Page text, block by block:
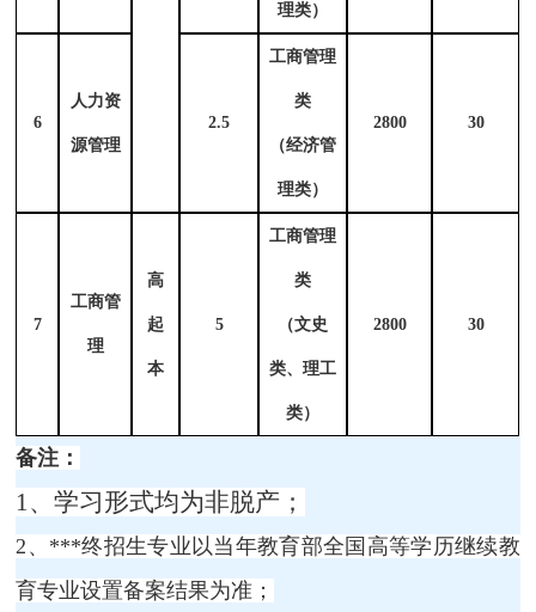
理类）
6
人力资
源管理
2.5
工商管理
类
（经济管
理类）
2800 30
7
工商管
理
高
起
本
5
工商管理
类
（文史
类、理工
类）
2800 30
备注：
1、学习形式均为非脱产；
2、***终招生专业以当年教育部全国高等学历继续教
育专业设置备案结果为准；